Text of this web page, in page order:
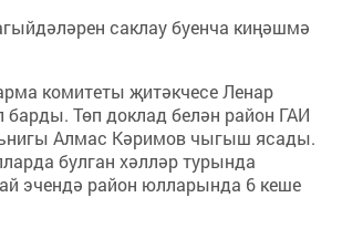
саклау буенча киңәшмә
комитеты җитәкчесе Ленар
Төп доклад белән район ГАИ
Алмас Кәримов чыгыш ясады.
булган хәлләр турында
эчендә район юлларында 6 кеше